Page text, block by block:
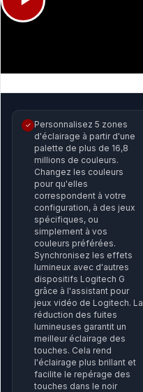
✓ Personnalisez 5 zones
d'éclairage à partir d'une
palette de plus de 16,8
millions de couleurs.
Changez les couleurs
pour qu'elles
correspondent à votre
configuration, à des jeux
spécifiques, ou
simplement à vos
couleurs préférées.
Synchronisez les effets
lumineux avec d'autres
dispositifs Logitech G
grâce à l'assistant pour
jeux vidéo de Logitech. La
réduction des fuites
lumineuses garantit un
meilleur éclairage des
touches. Cela rend
l'éclairage plus brillant et
facilite le repérage des
touches dans le noir